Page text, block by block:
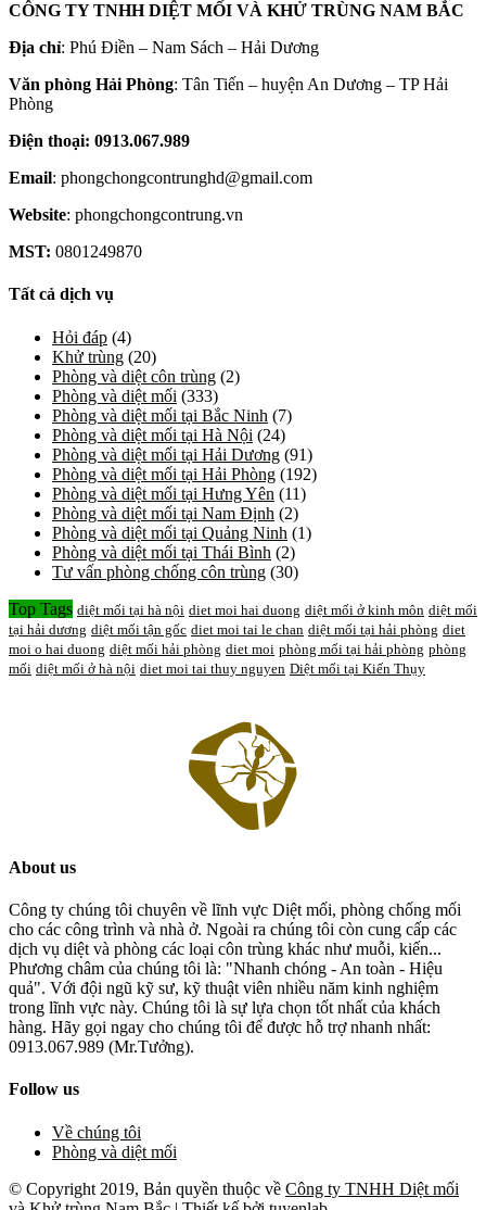
CÔNG TY TNHH DIỆT MỐI VÀ KHỬ TRÙNG NAM BẮC
Địa chỉ: Phú Điền – Nam Sách – Hải Dương
Văn phòng Hải Phòng: Tân Tiến – huyện An Dương – TP Hải
Phòng
Điện thoại: 0913.067.989
Email: phongchongcontrunghd@gmail.com
Website: phongchongcontrung.vn
MST: 0801249870
Tất cả dịch vụ
Hỏi đáp (4)
Khử trùng (20)
Phòng và diệt côn trùng (2)
Phòng và diệt mối (333)
Phòng và diệt mối tại Bắc Ninh (7)
Phòng và diệt mối tại Hà Nội (24)
Phòng và diệt mối tại Hải Dương (91)
Phòng và diệt mối tại Hải Phòng (192)
Phòng và diệt mối tại Hưng Yên (11)
Phòng và diệt mối tại Nam Định (2)
Phòng và diệt mối tại Quảng Ninh (1)
Phòng và diệt mối tại Thái Bình (2)
Tư vấn phòng chống côn trùng (30)
Top Tags diệt mối tại hà nội diet moi hai duong diệt mối ở kinh môn diệt mối
tại hải dương diệt mối tận gốc diet moi tai le chan diệt mối tại hải phòng diet
moi o hai duong diệt mối hải phòng diet moi phòng mối tại hải phòng phòng
mối diệt mối ở hà nội diet moi tai thuy nguyen Diệt mối tại Kiến Thụy
About us
Công ty chúng tôi chuyên về lĩnh vực Diệt mối, phòng chống mối
cho các công trình và nhà ở. Ngoài ra chúng tôi còn cung cấp các
dịch vụ diệt và phòng các loại côn trùng khác như muỗi, kiến...
Phương châm của chúng tôi là: "Nhanh chóng - An toàn - Hiệu
quả". Với đội ngũ kỹ sư, kỹ thuật viên nhiều năm kinh nghiệm
trong lĩnh vực này. Chúng tôi là sự lựa chọn tốt nhất của khách
hàng. Hãy gọi ngay cho chúng tôi để được hỗ trợ nhanh nhất:
0913.067.989 (Mr.Tưởng).
Follow us
Về chúng tôi
Phòng và diệt mối
© Copyright 2019, Bản quyền thuộc về Công ty TNHH Diệt mối